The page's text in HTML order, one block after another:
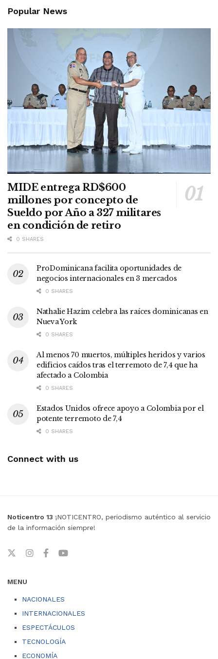
Popular News
MIDE entrega RD$600
millones por concepto de
Sueldo por Año a 327 militares
en condición de retiro
0 SHARES
ProDominicana facilita oportunidades de
negocios internacionales en 3 mercados
0 SHARES
Nathalie Hazim celebra las raíces dominicanas en
Nueva York
0 SHARES
Al menos 70 muertos, múltiples heridos y varios
edificios caídos tras el terremoto de 7,4 que ha
afectado a Colombia
0 SHARES
Estados Unidos ofrece apoyo a Colombia por el
potente terremoto de 7,4
0 SHARES
Connect with us
Noticentro 13 ¡NOTICENTRO, periodismo auténtico al servicio
de la información siempre!
MENU
NACIONALES
INTERNACIONALES
ESPECTÁCULOS
TECNOLOGÍA
ECONOMÍA